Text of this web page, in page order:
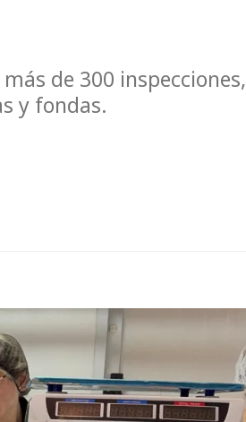
de 300 inspecciones,
y fondas.